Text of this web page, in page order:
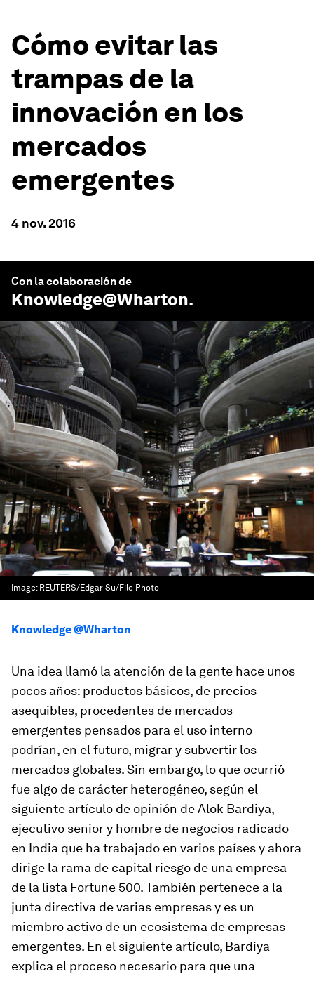
Cómo evitar las
trampas de la
innovación en los
mercados
emergentes
4 nov. 2016
Con la colaboración de
Knowledge@Wharton.
Image: REUTERS/Edgar Su/File Photo
Knowledge @Wharton
Una idea llamó la atención de la gente hace unos
pocos años: productos básicos, de precios
asequibles, procedentes de mercados
emergentes pensados para el uso interno
podrían, en el futuro, migrar y subvertir los
mercados globales. Sin embargo, lo que ocurrió
fue algo de carácter heterogéneo, según el
siguiente artículo de opinión de Alok Bardiya,
ejecutivo senior y hombre de negocios radicado
en India que ha trabajado en varios países y ahora
dirige la rama de capital riesgo de una empresa
de la lista Fortune 500. También pertenece a la
junta directiva de varias empresas y es un
miembro activo de un ecosistema de empresas
emergentes. En el siguiente artículo, Bardiya
explica el proceso necesario para que una